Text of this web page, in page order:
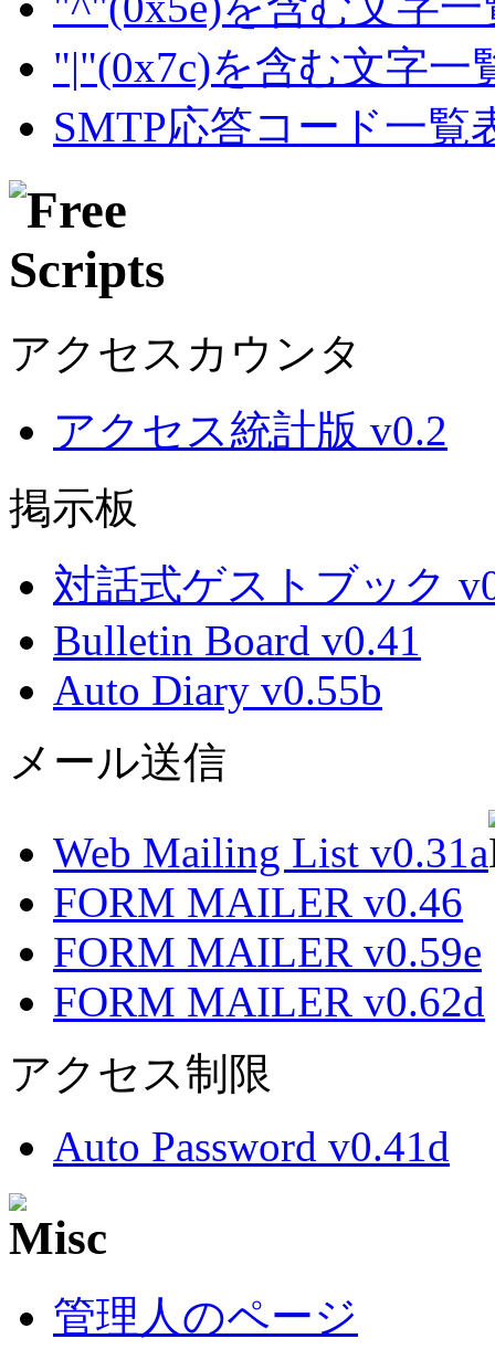
"|"(0x7c)を含む文字一
SMTP応答コード一覧
アクセスカウンタ
アクセス統計版 v0.2
掲示板
対話式ゲストブック
Bulletin Board v0.41
Auto Diary v0.55b
メール送信
Web Mailing List v0.31a
FORM MAILER v0.46
FORM MAILER v0.59e
FORM MAILER v0.62d
アクセス制限
Auto Password v0.41d
管理人のページ